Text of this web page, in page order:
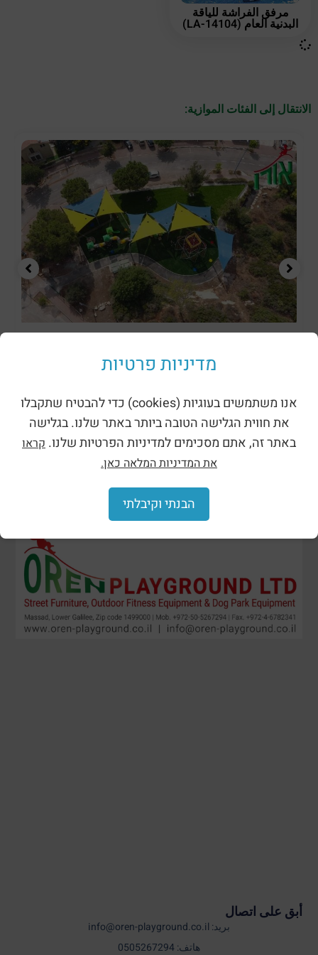
مرفق الفراشة للياقة
البدنية العام (LA-14104)
الانتقال إلى الفئات الموازية:
أبق على اتصال
بريد: info@oren-playground.co.il
هاتف: 0505267294
מדיניות פרטיות
אנו משתמשים בעוגיות (cookies) כדי להבטיח שתקבלו
את חווית הגלישה הטובה ביותר באתר שלנו. בגלישה
באתר זה, אתם מסכימים למדיניות הפרטיות שלנו. קראו
את המדיניות המלאה כאן.
הבנתי וקיבלתי